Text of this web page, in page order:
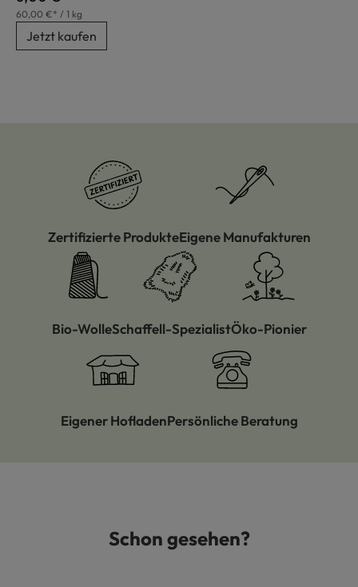
60,00 €* / 1 kg
Jetzt kaufen
Zertifizierte ProdukteEigene Manufakturen
Bio-WolleSchaffell-SpezialistÖko-Pionier
Eigener HofladenPersönliche Beratung
Produktgalerie überspringenSchon gesehen?